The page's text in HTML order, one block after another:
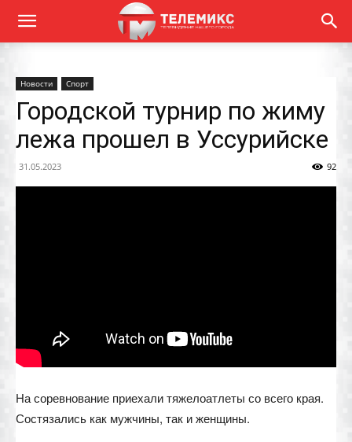
Новости Спорт
Городской турнир по жиму
лежа прошел в Уссурийске
31.05.2023 92
На соревнование приехали тяжелоатлеты со всего края.
Состязались как мужчины, так и женщины.